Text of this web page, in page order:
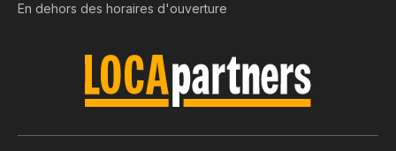
En dehors des horaires d'ouverture